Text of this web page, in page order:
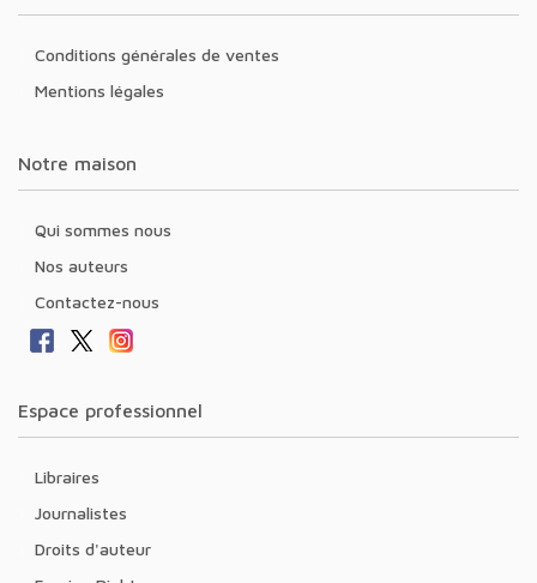
Conditions générales de ventes
Mentions légales
Notre maison
Qui sommes nous
Nos auteurs
Contactez-nous
Espace professionnel
Libraires
Journalistes
Droits d'auteur